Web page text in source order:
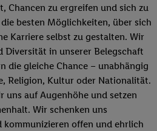
Chancen zu ergreifen und sich zu
besten Möglichkeiten, über sich
Karriere selbst zu gestalten. Wir
Diversität in unserer Belegschaft
die gleiche Chance – unabhängig
Religion, Kultur oder Nationalität.
auf Augenhöhe und setzen
Wir schenken uns
kommunizieren offen und ehrlich